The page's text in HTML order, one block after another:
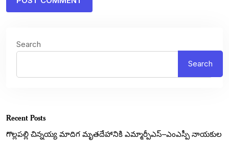
Search
Search
Recent Posts
గొల్లపల్లి చిన్నయ్య మాదిగ మృతదేహానికి ఎమ్మార్పీఎస్‌–ఎంఎస్పీ నాయకుల